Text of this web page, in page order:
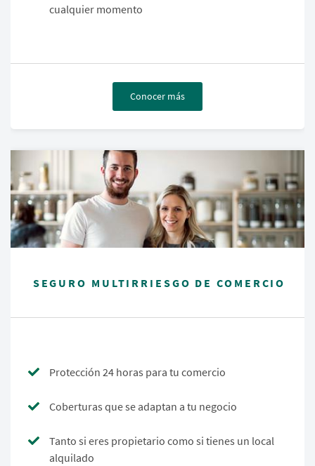
cualquier momento
Conocer más
SEGURO MULTIRRIESGO DE COMERCIO
Protección 24 horas para tu comercio
Coberturas que se adaptan a tu negocio
Tanto si eres propietario como si tienes un local
alquilado